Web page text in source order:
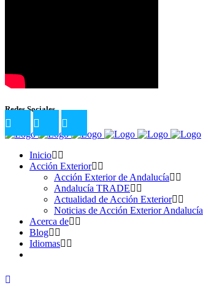
Redes Sociales
Inicio
Acción Exterior
Acción Exterior de Andalucía
Andalucía TRADE
Actualidad de Acción Exterior
Noticias de Acción Exterior Andalucía
Acerca de
Blog
Idiomas